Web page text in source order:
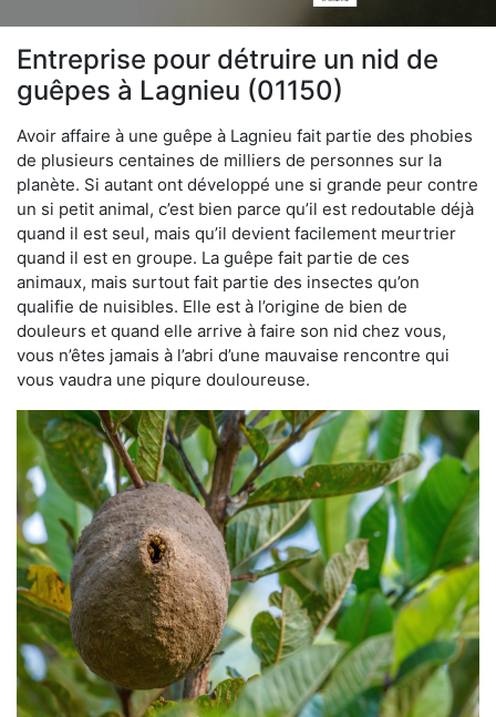
Entreprise pour détruire un nid de
guêpes à Lagnieu (01150)
Avoir affaire à une guêpe à Lagnieu fait partie des phobies
de plusieurs centaines de milliers de personnes sur la
planète. Si autant ont développé une si grande peur contre
un si petit animal, c’est bien parce qu’il est redoutable déjà
quand il est seul, mais qu’il devient facilement meurtrier
quand il est en groupe. La guêpe fait partie de ces
animaux, mais surtout fait partie des insectes qu’on
qualifie de nuisibles. Elle est à l’origine de bien de
douleurs et quand elle arrive à faire son nid chez vous,
vous n’êtes jamais à l’abri d’une mauvaise rencontre qui
vous vaudra une piqure douloureuse.